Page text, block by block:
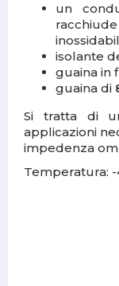
un
isolante
guaina in
guaina di
Si tratta di
applicazioni
impedenza
Temperatura: -